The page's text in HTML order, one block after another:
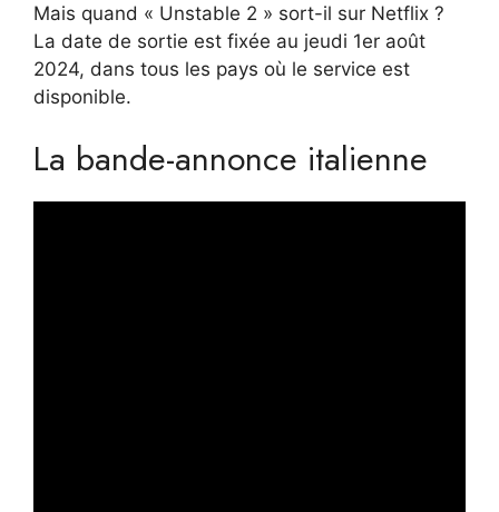
Mais quand « Unstable 2 » sort-il sur Netflix ?
La date de sortie est fixée au jeudi 1er août
2024, dans tous les pays où le service est
disponible.
La bande-annonce italienne